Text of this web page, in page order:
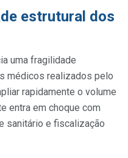
estrutural dos
uma fragilidade
médicos realizados pelo
rapidamente o volume
entra em choque com
sanitário e fiscalização